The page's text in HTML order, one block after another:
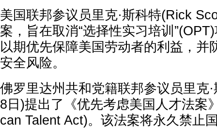
美国联邦参议员里克·斯科特(Rick
案，旨在取消“选择性实习培训
以期优先保障美国劳动者的利益，并
安全风险。
佛罗里达州共和党籍联邦参议员里克
8日)提出了《优先考虑美国人才法案
can Talent Act)。该法案将永久禁止